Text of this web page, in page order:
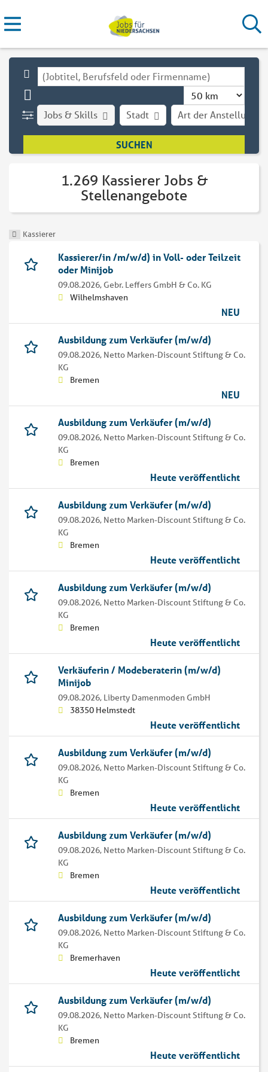
Stadt Art der Anstellung
Jobs & Skills
1.269 Kassierer Jobs &
Stellenangebote
Kassierer
Kassierer/in /m/w/d) in Voll- oder Teilzeit
oder Minijob
09.08.2026, Gebr. Leffers GmbH & Co. KG
Wilhelmshaven
NEU
Ausbildung zum Verkäufer (m/w/d)
09.08.2026, Netto Marken-Discount Stiftung & Co.
KG
Bremen
NEU
Ausbildung zum Verkäufer (m/w/d)
09.08.2026, Netto Marken-Discount Stiftung & Co.
KG
Bremen
Heute veröffentlicht
Ausbildung zum Verkäufer (m/w/d)
09.08.2026, Netto Marken-Discount Stiftung & Co.
KG
Bremen
Heute veröffentlicht
Ausbildung zum Verkäufer (m/w/d)
09.08.2026, Netto Marken-Discount Stiftung & Co.
KG
Bremen
Heute veröffentlicht
Verkäuferin / Modeberaterin (m/w/d)
Minijob
09.08.2026, Liberty Damenmoden GmbH
38350 Helmstedt
Heute veröffentlicht
Ausbildung zum Verkäufer (m/w/d)
09.08.2026, Netto Marken-Discount Stiftung & Co.
KG
Bremen
Heute veröffentlicht
Ausbildung zum Verkäufer (m/w/d)
09.08.2026, Netto Marken-Discount Stiftung & Co.
KG
Bremen
Heute veröffentlicht
Ausbildung zum Verkäufer (m/w/d)
09.08.2026, Netto Marken-Discount Stiftung & Co.
KG
Bremerhaven
Heute veröffentlicht
Ausbildung zum Verkäufer (m/w/d)
09.08.2026, Netto Marken-Discount Stiftung & Co.
KG
Bremen
Heute veröffentlicht